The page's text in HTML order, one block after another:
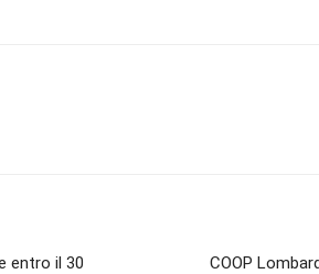
entro il 30
COOP